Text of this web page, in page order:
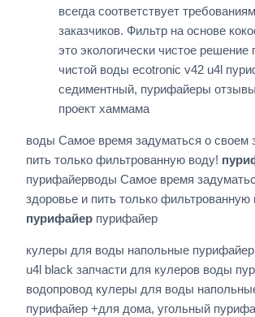
всегда соответствует
заказчиков. Фильтр на основе
это экологически чистое
чистой воды ecotronic v42 u4l
седиментный, пурифайеры
проект хаммама
воды Самое время задуматься о своем
пить только фильтрованную воду!
пурифайерводы Самое время
здоровье и пить только фильтрованную
пурифайер пурифайер
кулеры для воды напольные
u4l black запчасти для кулеров воды
водопровод кулеры для воды
пурифайер +для дома, угольный